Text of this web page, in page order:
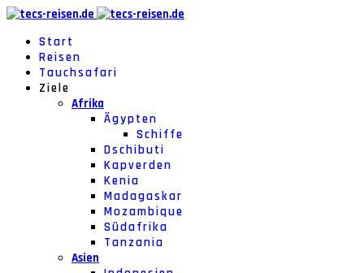
Start
Reisen
Tauchsafari
Ziele
Afrika
Ägypten
Schiffe
Dschibuti
Kapverden
Kenia
Madagaskar
Mozambique
Südafrika
Tanzania
Asien